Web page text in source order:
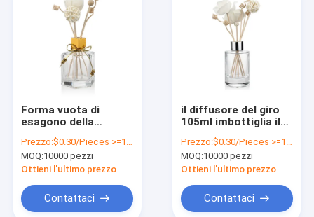
Forma vuota di
esagono della
diffusore del
coperchio a vite
125ml chiara
Prezzo:$0.30/Pieces >=10000 Pieces
MOQ:10000 pezzi
Ottieni l'ultimo prezzo
Contattaci
il diffusore del giro
105ml imbottiglia il
vuoto con i bastoni
del rattan
Prezzo:$0.30/Pieces >=10000 Pieces
MOQ:10000 pezzi
Ottieni l'ultimo prezzo
Contattaci